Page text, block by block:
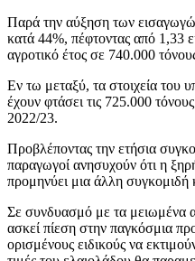
Παρά την αύξηση των
κατά 44%, πέφτοντας από 1,33
αγροτικό έτος σε 740.000
Εν τω μεταξύ, τα στοιχεία του
έχουν φτάσει τις 725.000
2022/23.
Προβλέποντας την ετήσια
παραγωγοί ανησυχούν ότι η
προμηνύει μια άλλη
Σε συνδυασμό με τα μειωμένα
ασκεί πίεση στην παγκόσμια
ορισμένους ειδικούς να